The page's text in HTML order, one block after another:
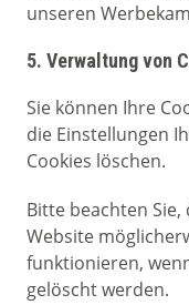
unseren
5. Verwaltung von
Sie können Ihre
die Einstellungen
Cookies löschen.
Bitte beachten
Website
funktionieren,
gelöscht werden.